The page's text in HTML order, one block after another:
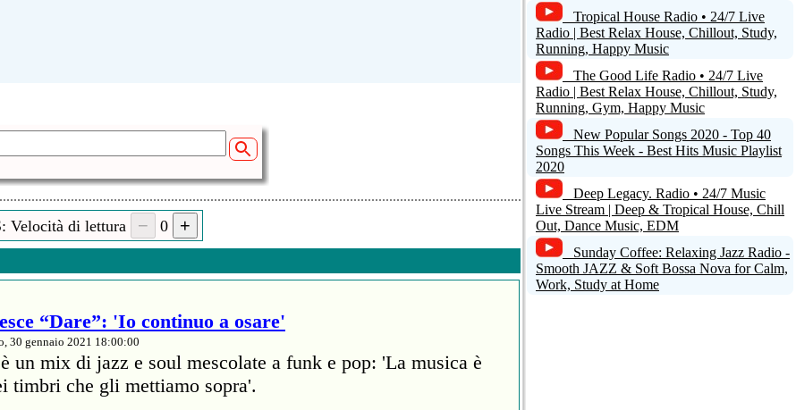
Velocità di lettura 0
“Dare”: 'Io continuo a osare'
30 gennaio 2021 18:00:00
un mix di jazz e soul mescolate a funk e pop: 'La musica è
timbri che gli mettiamo sopra'.
Tropical House Radio • 24/7 Live
Radio | Best Relax House, Chillout, Study,
Running, Happy Music
The Good Life Radio • 24/7 Live
Radio | Best Relax House, Chillout, Study,
Running, Gym, Happy Music
New Popular Songs 2020 - Top 40
Songs This Week - Best Hits Music Playlist
2020
Deep Legacy. Radio • 24/7 Music
Live Stream | Deep & Tropical House, Chill
Out, Dance Music, EDM
Sunday Coffee: Relaxing Jazz Radio -
Smooth JAZZ & Soft Bossa Nova for Calm,
Work, Study at Home